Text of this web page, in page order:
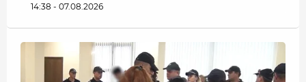
14:38 - 07.08.2026